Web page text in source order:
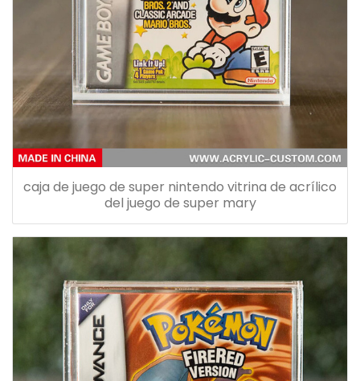
caja de juego de super nintendo vitrina de acrílico
del juego de super mary